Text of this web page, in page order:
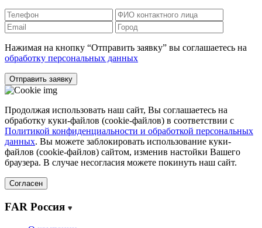
Нажимая на кнопку “Отправить заявку” вы соглашаетесь на
обработку персональных данных
Отправить заявку
Продолжая использовать наш сайт, Вы соглашаетесь на
обработку куки-файлов (cookie-файлов) в соответствии с
Политикой конфиденциальности и обработкой персональных
данных. Вы можете заблокировать использование куки-
файлов (cookie-файлов) сайтом, изменив настойки Вашего
браузера. В случае несогласия можете покинуть наш сайт.
Согласен
FAR Россия